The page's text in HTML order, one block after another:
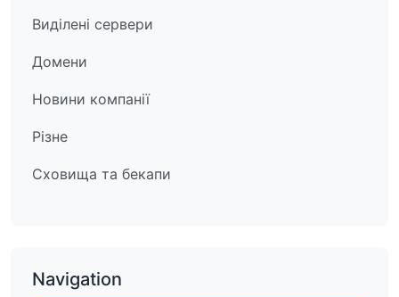
Виділені сервери
Домени
Новини компанії
Різне
Сховища та бекапи
Navigation